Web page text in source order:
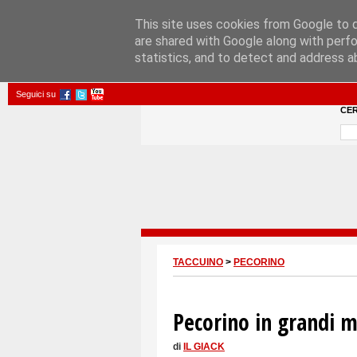
Seguici su
TACCUINO > PECORINO
Pecorino in grandi
di IL GIACK
This site uses cookies from Google to
are shared with Google along with
statistics, and to detect and address